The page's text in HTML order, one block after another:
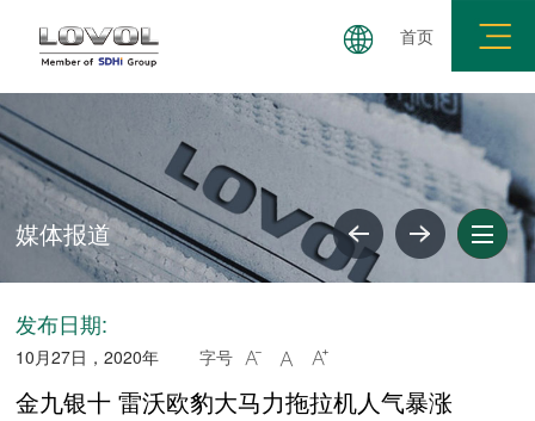
首页
媒体报道 共建要求 廉政举报 廉洁失信公示
媒体报道
发布日期:
10月27日，2020年 字号   
金九银十 雷沃欧豹大马力拖拉机人气暴涨